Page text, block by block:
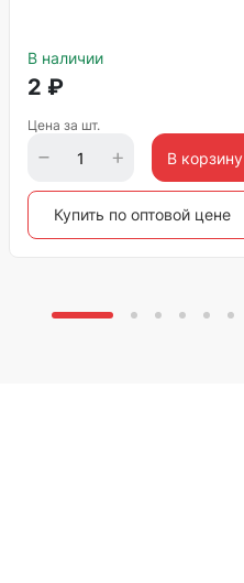
В наличии
2 ₽
Цена за шт.
В корзину
Купить по оптовой цене